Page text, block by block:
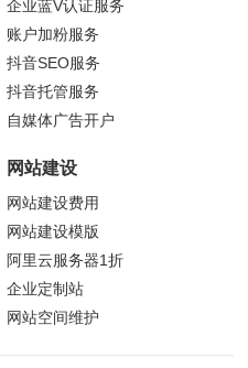
企业蓝V认证服务
账户加粉服务
抖音SEO服务
抖音托管服务
自媒体广告开户
网站建设
网站建设费用
网站建设模版
阿里云服务器1折
企业定制站
网站空间维护